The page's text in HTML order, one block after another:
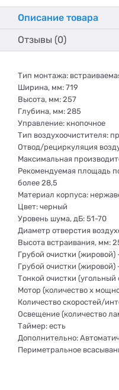
Описание товара
Отзывы (0)
Тип монтажа:
Ширина, мм: 719
Высота, мм: 257
Глубина, мм: 285
Управление: кнопочное
Тип воздухоочистителя:
Отвод/рециркуляция
Mаксимальная
Рекомендуемая площадь
более 28,5
Материал корпуса:
Цвет: черный
Уровень шума, дБ: 51-70
Диаметр отверстия
Высота встраивания, мм:
Грубой очистки (жировой)
Грубой очистки (жировой)
Тонкой очистки (угольный
Мотор (количество х
Количество скоростей/
Освещение (количество
Таймер: есть
Дополнительно:
Периметральное